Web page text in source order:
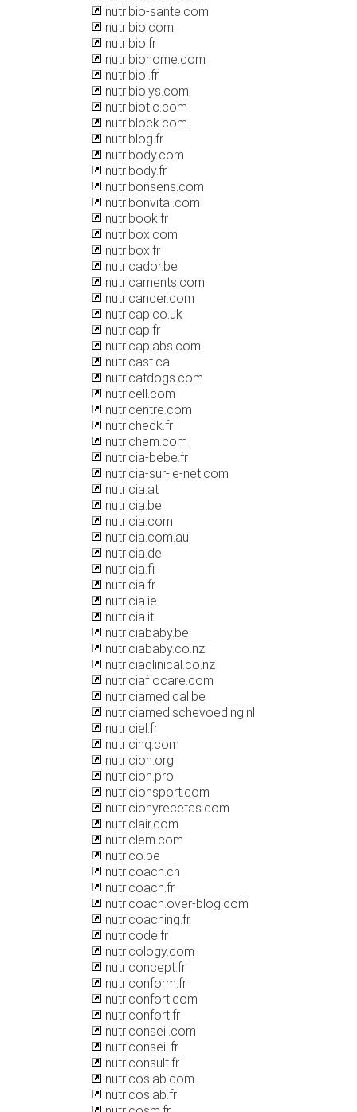
nutribio-sante.com
nutribio.com
nutribio.fr
nutribiohome.com
nutribiol.fr
nutribiolys.com
nutribiotic.com
nutriblock.com
nutriblog.fr
nutribody.com
nutribody.fr
nutribonsens.com
nutribonvital.com
nutribook.fr
nutribox.com
nutribox.fr
nutricador.be
nutricaments.com
nutricancer.com
nutricap.co.uk
nutricap.fr
nutricaplabs.com
nutricast.ca
nutricatdogs.com
nutricell.com
nutricentre.com
nutricheck.fr
nutrichem.com
nutricia-bebe.fr
nutricia-sur-le-net.com
nutricia.at
nutricia.be
nutricia.com
nutricia.com.au
nutricia.de
nutricia.fi
nutricia.fr
nutricia.ie
nutricia.it
nutriciababy.be
nutriciababy.co.nz
nutriciaclinical.co.nz
nutriciaflocare.com
nutriciamedical.be
nutriciamedischevoeding.nl
nutriciel.fr
nutricinq.com
nutricion.org
nutricion.pro
nutricionsport.com
nutricionyrecetas.com
nutriclair.com
nutriclem.com
nutrico.be
nutricoach.ch
nutricoach.fr
nutricoach.over-blog.com
nutricoaching.fr
nutricode.fr
nutricology.com
nutriconcept.fr
nutriconform.fr
nutriconfort.com
nutriconfort.fr
nutriconseil.com
nutriconseil.fr
nutriconsult.fr
nutricoslab.com
nutricoslab.fr